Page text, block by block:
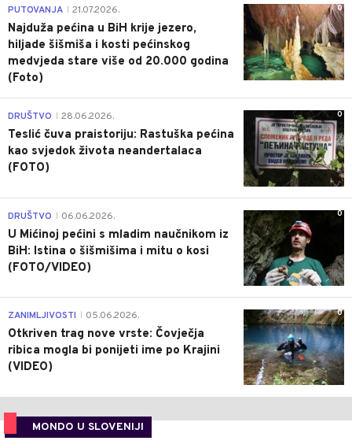
0
PUTOVANJA 21.07.2026.
Najduža pećina u BiH krije jezero,
hiljade šišmiša i kosti pećinskog
medvjeda stare više od 20.000 godina
(Foto)
0
DRUŠTVO 28.06.2026.
Teslić čuva praistoriju: Rastuška pećina
kao svjedok života neandertalaca
(FOTO)
0
DRUŠTVO 06.06.2026.
U Mićinoj pećini s mladim naučnikom iz
BiH: Istina o šišmišima i mitu o kosi
(FOTO/VIDEO)
0
ZANIMLJIVOSTI 05.06.2026.
Otkriven trag nove vrste: Čovječja
ribica mogla bi ponijeti ime po Krajini
(VIDEO)
MONDO U SLOVENIJI